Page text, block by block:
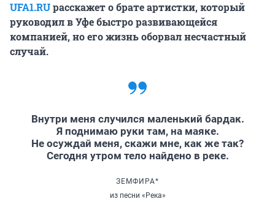
UFA1.RUрасскажет о брате артистки, который
руководил в Уфе быстро развивающейся
компанией, но его жизнь оборвал несчастный
случай.
Внутри меня случился маленький бардак.
Я поднимаю руки там, на маяке.
Не осуждай меня, скажи мне, как же так?
Сегодня утром тело найдено в реке.
ЗЕМФИРА*
из песни «Река»